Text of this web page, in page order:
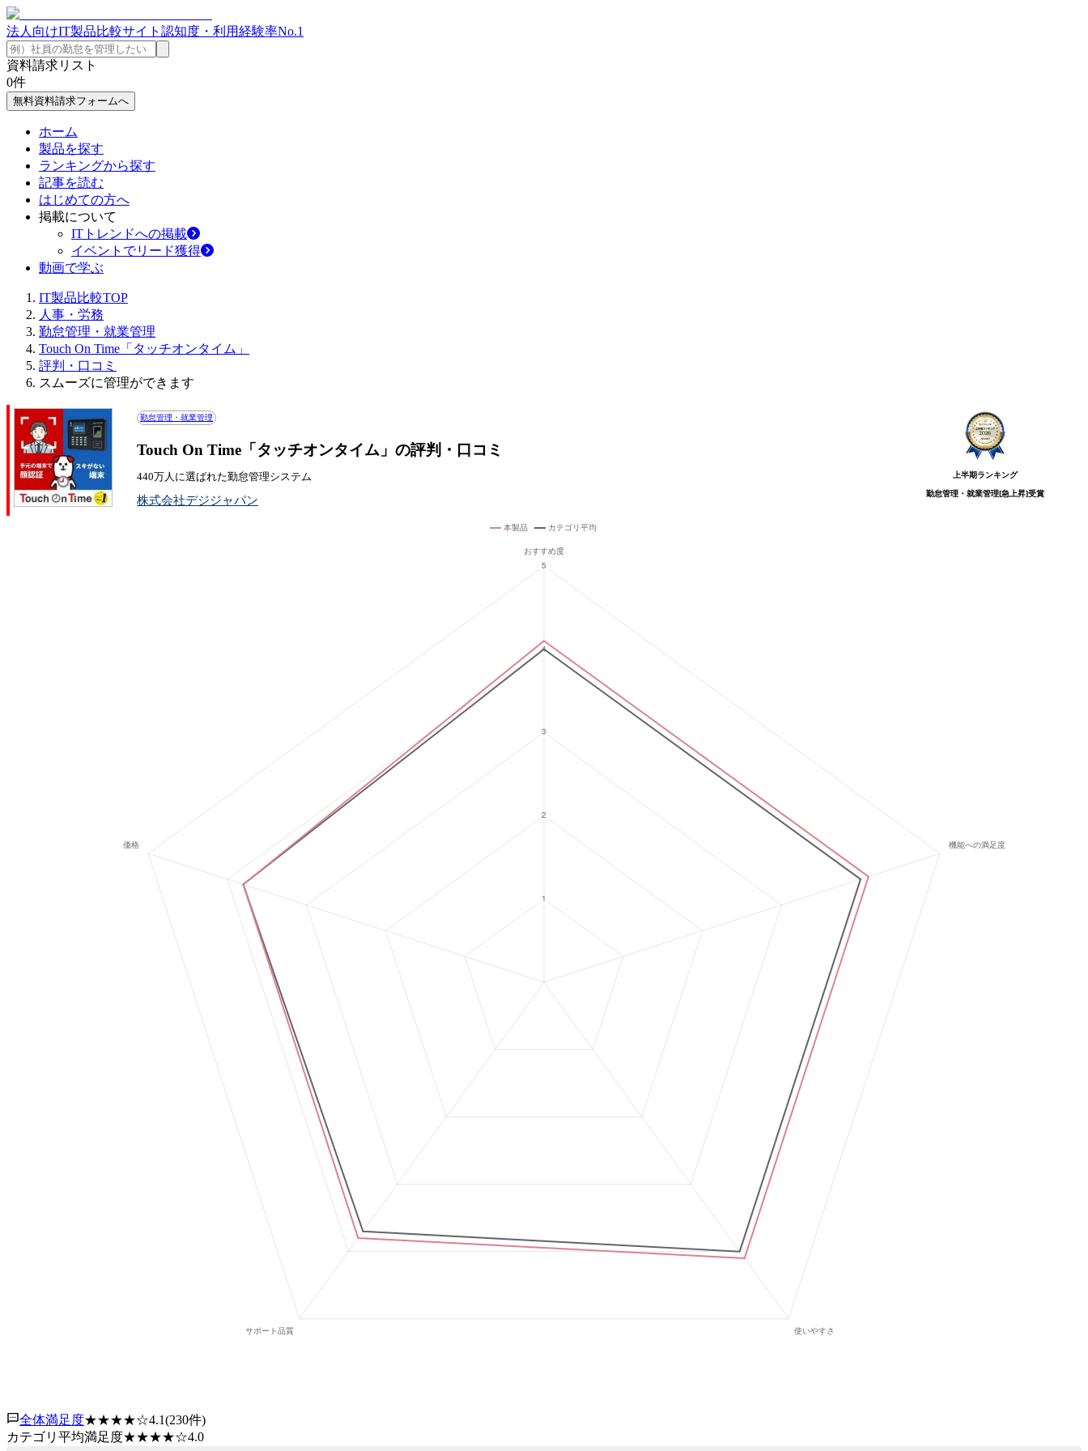
法人向けIT製品比較サイト 認知度・利用経験率No.1
資料請求リスト
0件
無料資料請求フォームへ
ホーム
製品を探す
ランキングから探す
記事を読む
はじめての方へ
掲載について
ITトレンドへの掲載
イベントでリード獲得
動画で学ぶ
IT製品比較TOP
人事・労務
勤怠管理・就業管理
Touch On Time「タッチオンタイム」
評判・口コミ
スムーズに管理ができます
勤怠管理・就業管理
Touch On Time「タッチオンタイム」の評判・口コミ
440万人に選ばれた勤怠管理システム
株式会社デジジャパン
上半期ランキング
勤怠管理・就業管理[急上昇]受賞
全体満足度★★★★☆4.1(230件)
カテゴリ平均満足度★★★★☆4.0